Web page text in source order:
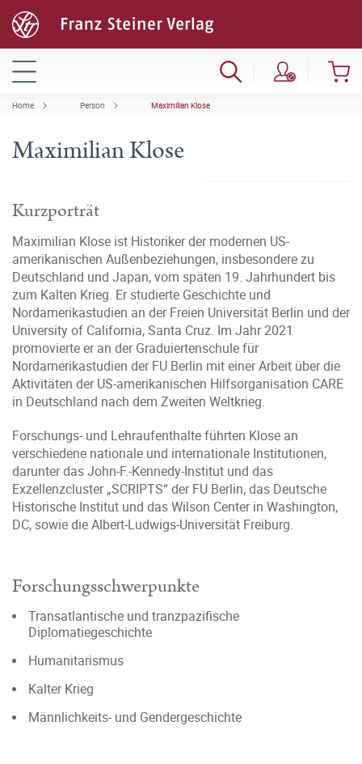
Home Person Maximilian Klose
Maximilian Klose
Kurzporträt
Maximilian Klose ist Historiker der modernen US-
amerikanischen Außenbeziehungen, insbesondere zu
Deutschland und Japan, vom späten 19. Jahrhundert bis
zum Kalten Krieg. Er studierte Geschichte und
Nordamerikastudien an der Freien Universität Berlin und der
University of California, Santa Cruz. Im Jahr 2021
promovierte er an der Graduiertenschule für
Nordamerikastudien der FU Berlin mit einer Arbeit über die
Aktivitäten der US-amerikanischen Hilfsorganisation CARE
in Deutschland nach dem Zweiten Weltkrieg.
Forschungs- und Lehraufenthalte führten Klose an
verschiedene nationale und internationale Institutionen,
darunter das John-F.-Kennedy-Institut und das
Exzellenzcluster „SCRIPTS“ der FU Berlin, das Deutsche
Historische Institut und das Wilson Center in Washington,
DC, sowie die Albert-Ludwigs-Universität Freiburg.
Forschungsschwerpunkte
Transatlantische und tranzpazifische
Diplomatiegeschichte
Humanitarismus
Kalter Krieg
Männlichkeits- und Gendergeschichte